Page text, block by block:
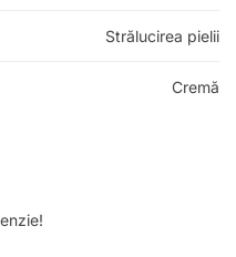
Strălucirea pielii
Cremă